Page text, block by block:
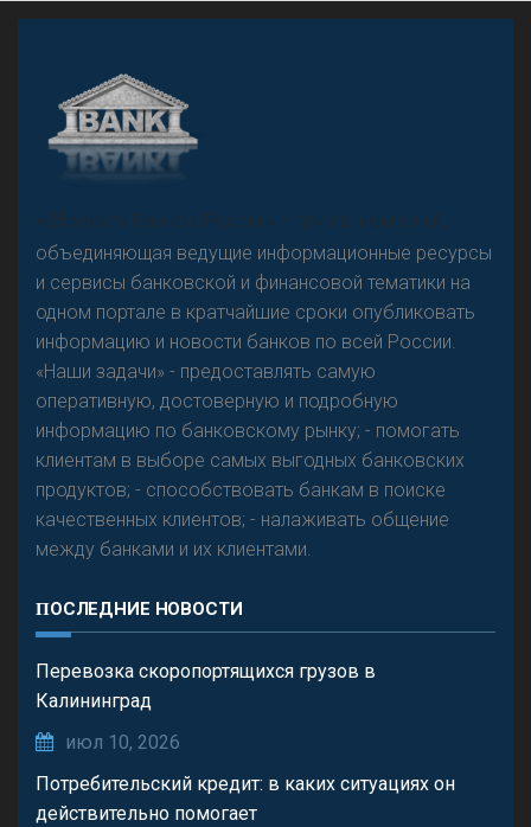
«Н
овости Банков России» – группа компаний,
объединяющая ведущие информационные ресурсы
и сервисы банковской и финансовой тематики на
одном портале в кратчайшие сроки опубликовать
информацию и новости банков по всей России.
«Наши задачи» - предоставлять самую
оперативную, достоверную и подробную
информацию по банковскому рынку; - помогать
клиентам в выборе самых выгодных банковских
продуктов; - способствовать банкам в поиске
качественных клиентов; - налаживать общение
между банками и их клиентами.
ПОСЛЕДНИЕ НОВОСТИ
Перевозка скоропортящихся грузов в
Калининград
июл 10, 2026
Потребительский кредит: в каких ситуациях он
действительно помогает